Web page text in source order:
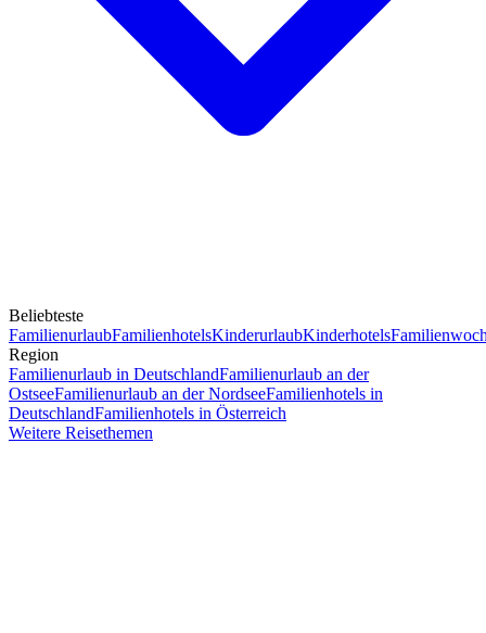
Beliebteste
FamilienurlaubFamilienhotelsKinderurlaubKinderhotels
Region
Familienurlaub in DeutschlandFamilienurlaub an der
OstseeFamilienurlaub an der NordseeFamilienhotels in
DeutschlandFamilienhotels in Österreich
Weitere Reisethemen